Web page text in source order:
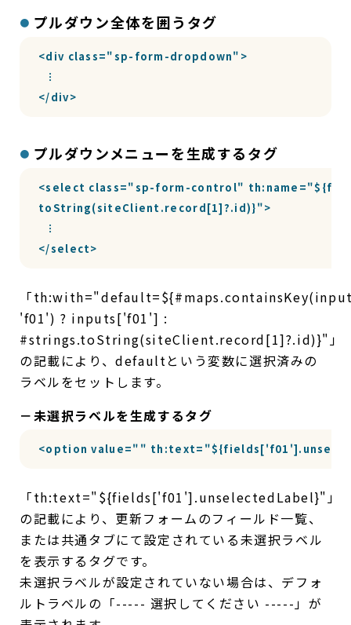
プルダウン全体を囲うタグ
<div class="sp-form-dropdown">
  ︙
</div>
プルダウンメニューを生成するタグ
<select class="sp-form-control"
toString(siteClient.record[1]?.id)}">
  ︙
</select>
「
'f01') ? inputs['f01'] :
#strings.toString(siteClient.record[1]?.id)}"」
の記載により、defaultという変数に選択済みの
ラベルをセットします。
－未選択ラベルを生成するタグ
<option value=""
「th:text="${fields['f01'].unselectedLabel}"」
の記載により、更新フォームのフィールド一覧、
または共通タブにて設定されている未選択ラベル
を表示するタグです。
未選択ラベルが設定されていない場合は、デフォ
ルトラベルの「----- 選択してください -----」が